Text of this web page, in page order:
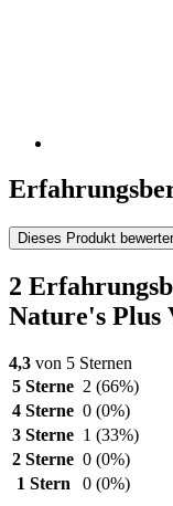
Dieses Produkt
2
Nature's Plus
4,3 von 5 Sternen
5 Sterne 2 (66%)
4 Sterne 0 (0%)
3 Sterne 1 (33%)
2 Sterne 0 (0%)
1 Stern
0 (0%)